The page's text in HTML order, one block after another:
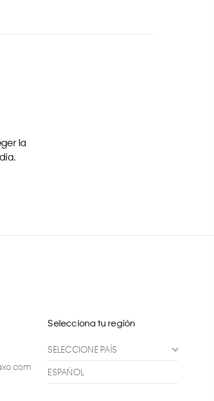
la
Selecciona tu región
SELECCIONE PAÍS
ESPAÑOL